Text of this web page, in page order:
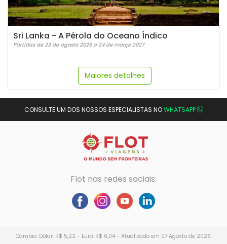
Sri Lanka - A Pérola do Oceano Índico
Partidas de 23 de agosto 2026 a 24 de março 2027
Maiores detalhes
CONSULTE UM DOS NOSSOS ESPECIALISTAS NOWHATSAPP
Flot nas redes sociais:
Câmbio: Dólar: R$ 5,22 - Euro: R$ 6,04 - Atualizado em 07 Agosto de 2026.